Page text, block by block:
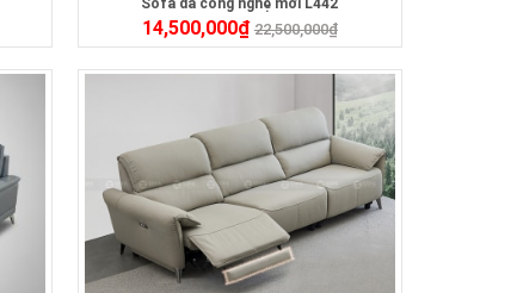
14,500,000₫ 22,500,000₫